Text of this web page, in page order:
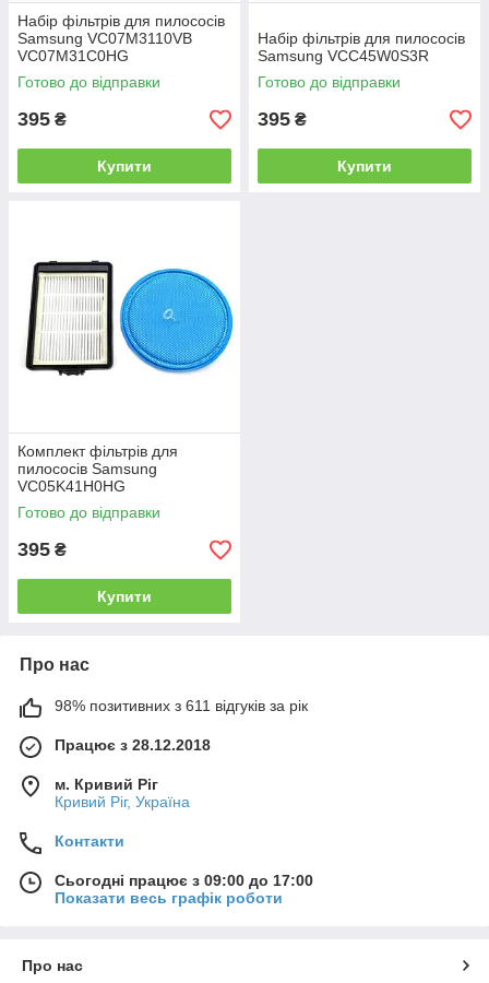
Набір фільтрів для пилососів
Samsung VC07M3110VB
VC07M31C0HG
Готово до відправки
395 ₴
Купити
Набір фільтрів для пилососів
Samsung VCC45W0S3R
Готово до відправки
395 ₴
Купити
Комплект фільтрів для
пилососів Samsung
VC05K41H0HG
SC15K4110VR
Готово до відправки
395 ₴
Купити
Про нас
98% позитивних з 611 відгуків за рік
Працює з 28.12.2018
м. Кривий Ріг
Кривий Ріг, Україна
Контакти
Сьогодні працює з 09:00 до 17:00
Показати весь графік роботи
Про нас